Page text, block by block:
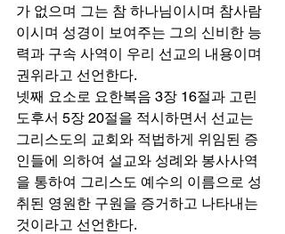
가 없으며 그는 참 하나님이시며 참사람
이시며 성경이 보여주는 그의 신비한 능
력과 구속 사역이 우리 선교의 내용이며
권위라고 선언한다.
넷째 요소로 요한복음 3장 16절과 고린
도후서 5장 20절을 적시하면서 선교는
그리스도의 교회와 적법하게 위임된 증
인들에 의하여 설교와 성례와 봉사사역
을 통하여 그리스도 예수의 이름으로 성
취된 영원한 구원을 증거하고 나타내는
것이라고 선언한다.